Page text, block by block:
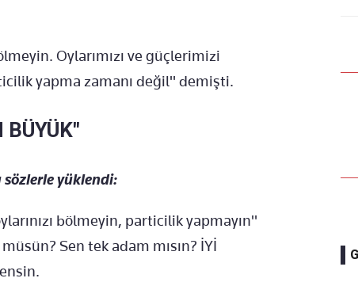
Oylarımızı ve güçlerimizi
yapma zamanı değil" demişti.
BÜYÜK"
yüklendi:
bölmeyin, particilik yapmayın"
Sen tek adam mısın? İYİ